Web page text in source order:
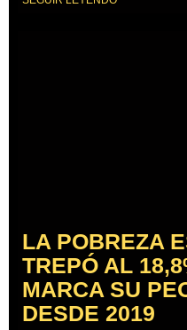
LA POBREZA
TREPÓ AL
MARCA SU
DESDE 2019